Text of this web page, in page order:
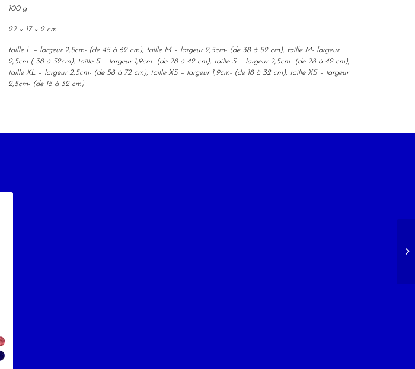
100 g
22 × 17 × 2 cm
taille L – largeur 2,5cm- (de 48 à 62 cm), taille M – largeur 2,5cm- (de 38 à 52 cm), taille M- largeur
2,5cm ( 38 à 52cm), taille S – largeur 1,9cm- (de 28 à 42 cm), taille S – largeur 2,5cm- (de 28 à 42 cm),
taille XL – largeur 2,5cm- (de 58 à 72 cm), taille XS – largeur 1,9cm- (de 18 à 32 cm), taille XS – largeur
2,5cm- (de 18 à 32 cm)